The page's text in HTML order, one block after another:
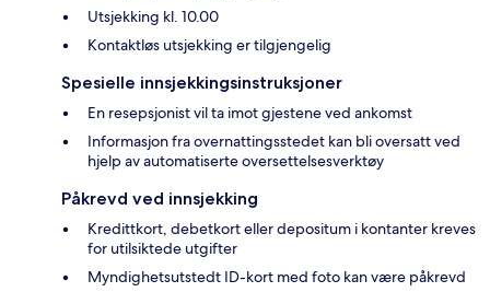
Utsjekking kl. 10.00
Kontaktløs utsjekking er tilgjengelig
Spesielle innsjekkingsinstruksjoner
En resepsjonist vil ta imot gjestene ved ankomst
Informasjon fra overnattingsstedet kan bli oversatt ved
hjelp av automatiserte oversettelsesverktøy
Påkrevd ved innsjekking
Kredittkort, debetkort eller depositum i kontanter kreves
for utilsiktede utgifter
Myndighetsutstedt ID-kort med foto kan være påkrevd